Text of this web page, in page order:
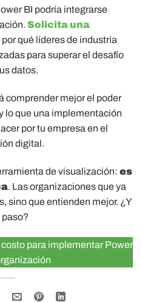
BI podría integrarse
Solicita una
qué líderes de industria
para superar el desafío
datos.
comprender mejor el poder
lo que una implementación
por tu empresa en el
digital.
de visualización: es
. Las organizaciones que ya
sino que entienden mejor. ¿Y
para implementar Power